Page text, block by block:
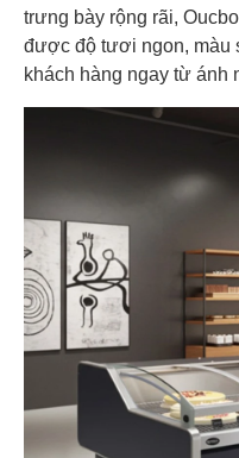
trưng bày rộng rãi,
được độ tươi ngon, màu
khách hàng ngay từ ánh